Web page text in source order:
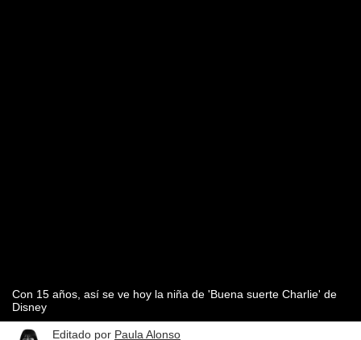
Con 15 años, así se ve hoy la niña de 'Buena suerte Charlie' de
Disney
Editado por Paula Alonso